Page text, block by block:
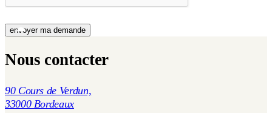
Nous contacter
90 Cours de Verdun,
33000 Bordeaux